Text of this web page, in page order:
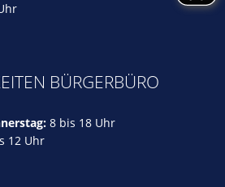
BÜRGERBÜRO
8 bis 18 Uhr
12 Uhr